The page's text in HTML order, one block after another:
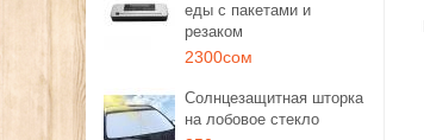
еды с пакетами и
резаком
2300сом
Солнцезащитная шторка
на лобовое стекло